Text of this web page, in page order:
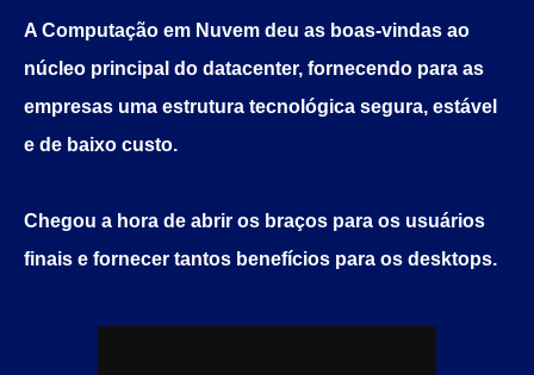
A Computação em Nuvem deu as boas-vindas ao
núcleo principal do datacenter, fornecendo para as
empresas uma estrutura tecnológica segura, estável
e de baixo custo.
Chegou a hora de abrir os braços para os usuários
finais e fornecer tantos benefícios para os desktops.